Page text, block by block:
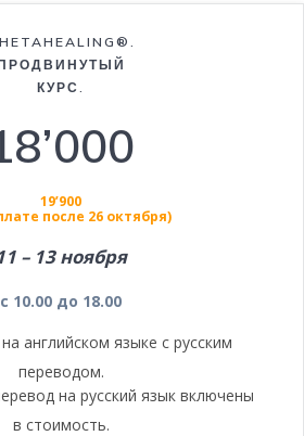
КУРС.
19’900
после 26 октября)
– 13 ноября
с 10.00 до 18.00
английском языке с русским
переводом.
на русский язык включены
в стоимость.